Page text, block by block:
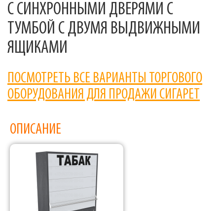
Фабрика торгового оборудования
С СИНХРОННЫМИ ДВЕРЯМИ С
ТУМБОЙ С ДВУМЯ ВЫДВИЖНЫМИ
ЯЩИКАМИ
ПОСМОТРЕТЬ ВСЕ ВАРИАНТЫ ТОРГОВОГО
ОБОРУДОВАНИЯ ДЛЯ ПРОДАЖИ СИГАРЕТ
ОПИСАНИЕ